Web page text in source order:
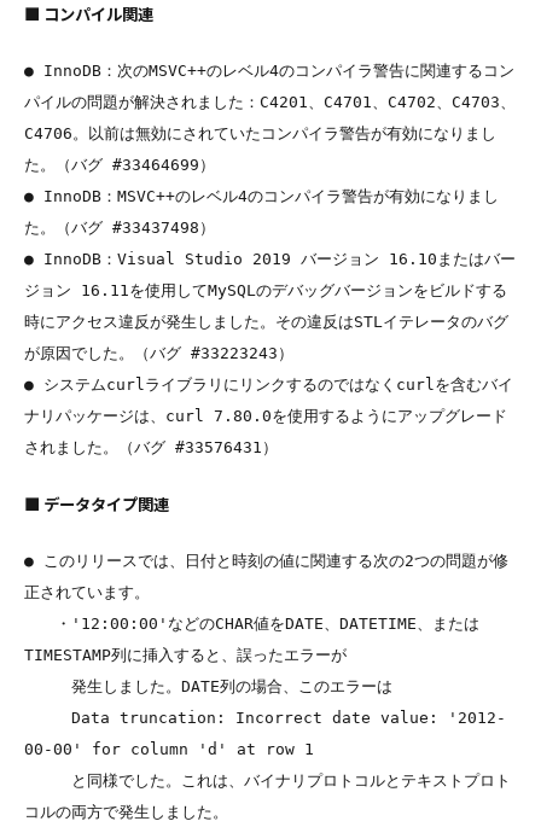
■ コンパイル関連
● InnoDB：次のMSVC++のレベル4のコンパイラ警告に関連するコン
パイルの問題が解決されました：C4201、C4701、C4702、C4703、
C4706。以前は無効にされていたコンパイラ警告が有効になりまし
た。（バグ #33464699）
● InnoDB：MSVC++のレベル4のコンパイラ警告が有効になりまし
た。（バグ #33437498）
● InnoDB：Visual Studio 2019 バージョン 16.10またはバー
ジョン 16.11を使用してMySQLのデバッグバージョンをビルドする
時にアクセス違反が発生しました。その違反はSTLイテレータのバグ
が原因でした。（バグ #33223243）
● システムcurlライブラリにリンクするのではなくcurlを含むバイ
ナリパッケージは、curl 7.80.0を使用するようにアップグレード
■ データタイプ関連
● このリリースでは、日付と時刻の値に関連する次の2つの問題が修
正されています。
・'12:00:00'などのCHAR値をDATE、DATETIME、または
TIMESTAMP列に挿入すると、誤ったエラーが
発生しました。DATE列の場合、このエラーは
Data truncation: Incorrect date value: '2012-
00-00' for column 'd' at row 1
と同様でした。これは、バイナリプロトコルとテキストプロト
コルの両方で発生しました。